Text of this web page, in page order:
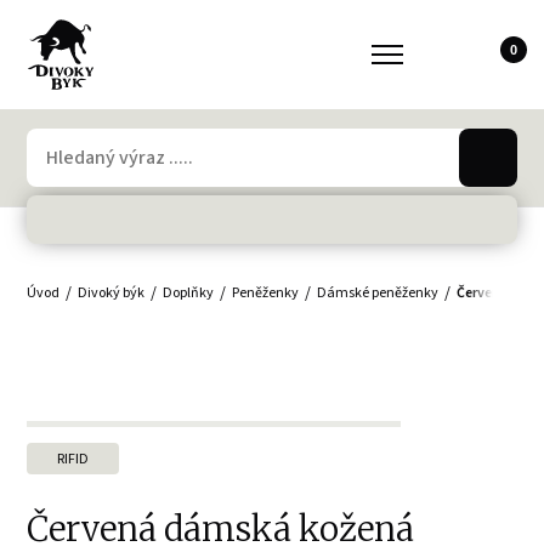
0
Úvod Divoký býk Doplňky Peněženky Dámské peněženky Červená
RIFID
Červená dámská kožená